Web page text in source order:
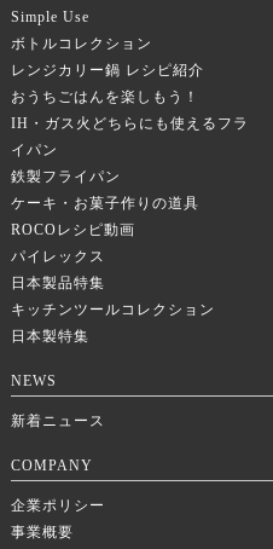
Simple Use
ボトルコレクション
レンジカリー鍋 レシピ紹介
おうちごはんを楽しもう！
IH・ガス火どちらにも使えるフラ
イパン
鉄製フライパン
ケーキ・お菓子作りの道具
ROCOレシピ動画
パイレックス
日本製品特集
キッチンツールコレクション
日本製特集
NEWS
新着ニュース
COMPANY
企業ポリシー
事業概要